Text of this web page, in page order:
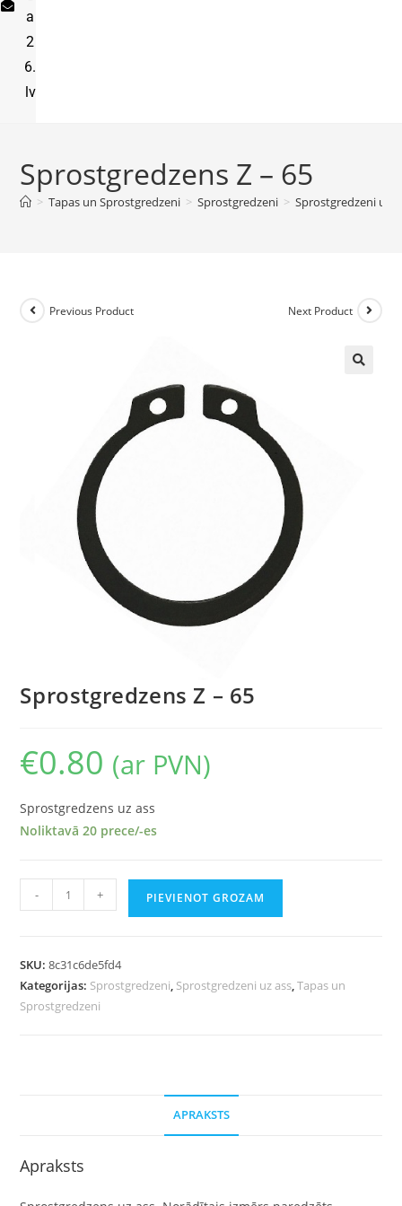
a
2
6.
lv
Sprostgredzens Z – 65
> Tapas un Sprostgredzeni > Sprostgredzeni > Sprostgredzeni uz
Previous Product Next Product
Sprostgredzens Z – 65
€0.80 (ar PVN)
Sprostgredzens uz ass
Noliktavā 20 prece/-es
- + PIEVIENOT GROZAM
SKU:8c31c6de5fd4
Kategorijas: Sprostgredzeni, Sprostgredzeni uz ass,Tapas un
Sprostgredzeni
APRAKSTS
Apraksts